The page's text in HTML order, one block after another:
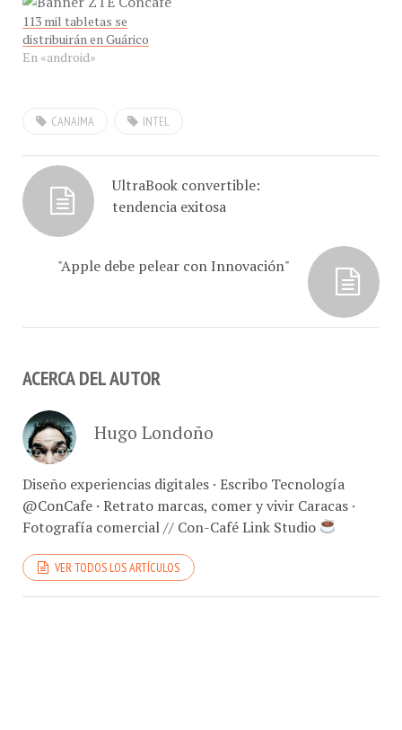
los usuarios de estos
dispositivos a pasar por la
sede de CANTV en
113 mil tabletas se
distribuirán en Guárico
En «android»
CANAIMA INTEL
UltraBook convertible:
tendencia exitosa
"Apple debe pelear con Innovación"
ACERCA DEL AUTOR
Hugo Londoño
Diseño experiencias digitales · Escribo Tecnología
@ConCafe · Retrato marcas, comer y vivir Caracas ·
Fotografía comercial // Con-Café Link Studio
VER TODOS LOS ARTÍCULOS